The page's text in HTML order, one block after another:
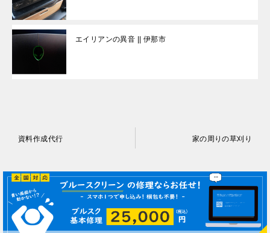
エイリアンの異音 || 伊那市
ナ
ビ
ゲ
資料作成代行 家の周りの草刈り